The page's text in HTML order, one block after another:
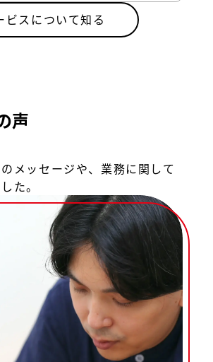
ビスについて知る
声
メッセージや、業務に関して
た。